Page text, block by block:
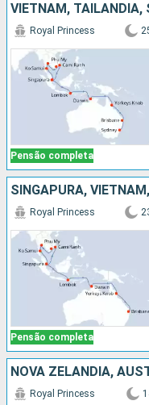
Pensão completa
Royal Princess
Pensão completa
Royal Princess
NOVA ZELANDIA,
Royal Princess